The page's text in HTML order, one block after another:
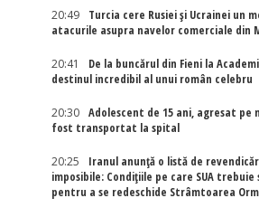
20:49
Turcia cere Rusiei și Ucrainei un
atacurile asupra navelor comerciale din
20:41
De la buncărul din Fieni la
destinul incredibil al unui român celebru
20:30
Adolescent de 15 ani, agresat pe
fost transportat la spital
20:25
Iranul anunță o listă de
imposibile: Condițiile pe care SUA trebuie
pentru a se redeschide Strâmtoarea